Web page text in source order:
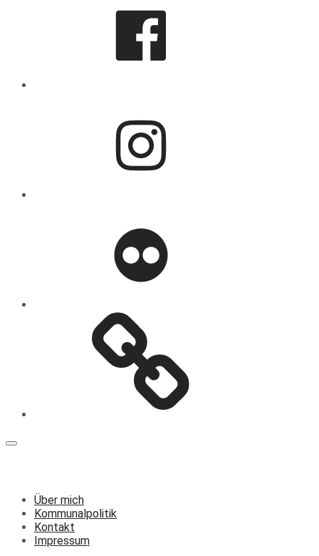
Menü
Über mich
Kommunalpolitik
Kontakt
Impressum